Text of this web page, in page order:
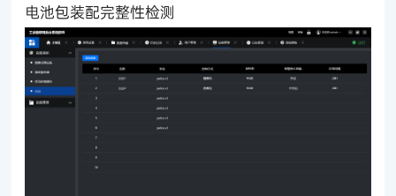
电池包装配完整性检测